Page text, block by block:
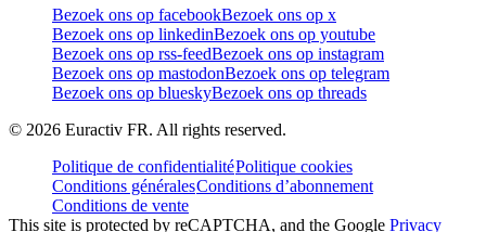
Bezoek ons op facebookBezoek ons op x
Bezoek ons op linkedinBezoek ons op youtube
Bezoek ons op rss-feedBezoek ons op instagram
Bezoek ons op mastodonBezoek ons op telegram
Bezoek ons op blueskyBezoek ons op threads
© 2026 Euractiv FR. All rights reserved.
Politique de confidentialitéPolitique cookies
Conditions généralesConditions d’abonnement
Conditions de vente
This site is protected by reCAPTCHA, and the Google Privacy